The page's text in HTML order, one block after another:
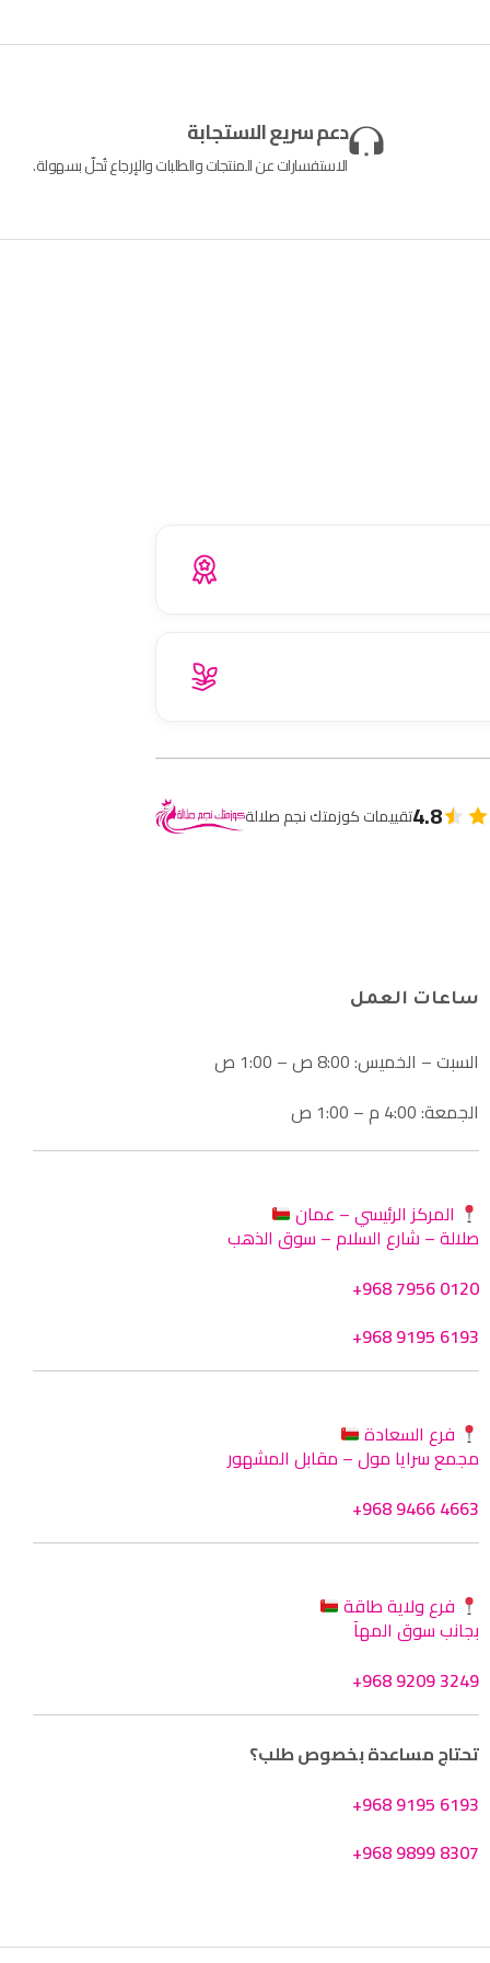
دعم سريع الاستجابة
الاستفسارات عن المنتجات والطلبات والإرجاع تُحلّ بسهولة.
4.8تقييمات كوزمتك نجم صلالة
ساعات العمل
السبت – الخميس: 8:00 ص – 1:00 ص
الجمعة: 4:00 م – 1:00 ص
المركز الرئيسي – عمان
صلالة – شارع السلام – سوق الذهب
+968 7956 0120
+968 9195 6193
فرع السعادة
مجمع سرايا مول – مقابل المشهور
+968 9466 4663
فرع ولاية طاقة
بجانب سوق المهآ
+968 9209 3249
تحتاج مساعدة بخصوص طلب؟
+968 9195 6193
+968 9899 8307